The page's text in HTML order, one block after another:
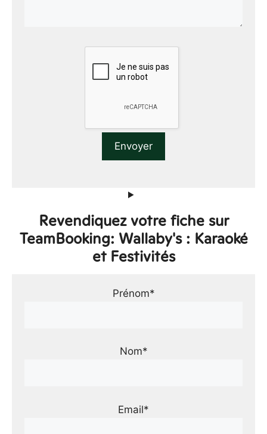
Revendiquez votre fiche sur
TeamBooking: Wallaby's : Karaoké
et Festivités
Prénom*
Nom*
Email*